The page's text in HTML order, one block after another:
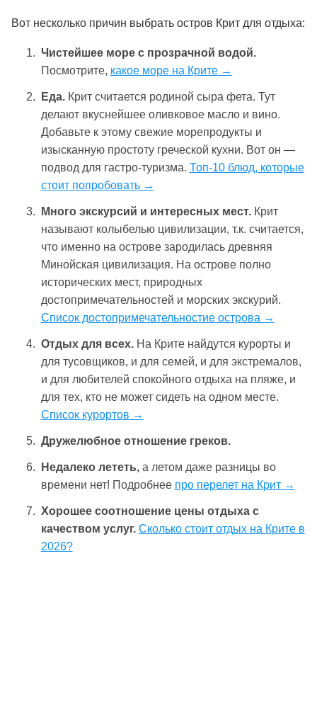
Вот несколько причин выбрать остров Крит для отдыха:
Чистейшее море с прозрачной водой.
Посмотрите, какое море на Крите →
Еда.Крит считается родиной сыра фета. Тут
делают вкуснейшее оливковое масло и вино.
Добавьте к этому свежие морепродукты и
изысканную простоту греческой кухни. Вот он —
подвод для гастро-туризма. Топ-10 блюд, которые
стоит попробовать →
Много экскурсий и интересных мест.Крит
называют колыбелью цивилизации, т.к. считается,
что именно на острове зародилась древняя
Минойская цивилизация. На острове полно
исторических мест, природных
достопримечательностей и морских экскурий.
Список достопримечательностие острова →
Отдых для всех.На Крите найдутся курорты и
для тусовщиков, и для семей, и для экстремалов,
и для любителей спокойного отдыха на пляже, и
для тех, кто не может сидеть на одном месте.
Список курортов →
Дружелюбное отношение греков.
Недалеко лететь,а летом даже разницы во
времени нет! Подробнее про перелет на Крит →
Хорошее соотношение цены отдыха с
качеством услуг. Сколько стоит отдых на Крите в
2026?